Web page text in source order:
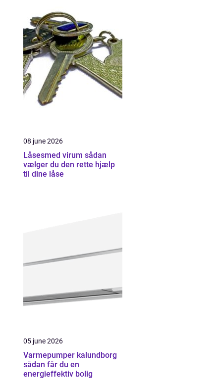
08 june 2026
Låsesmed virum sådan
vælger du den rette hjælp
til dine låse
05 june 2026
Varmepumper kalundborg
sådan får du en
energieffektiv bolig